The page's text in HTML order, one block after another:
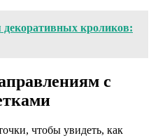
декоративных кроликов:
с
чтобы увидеть, как